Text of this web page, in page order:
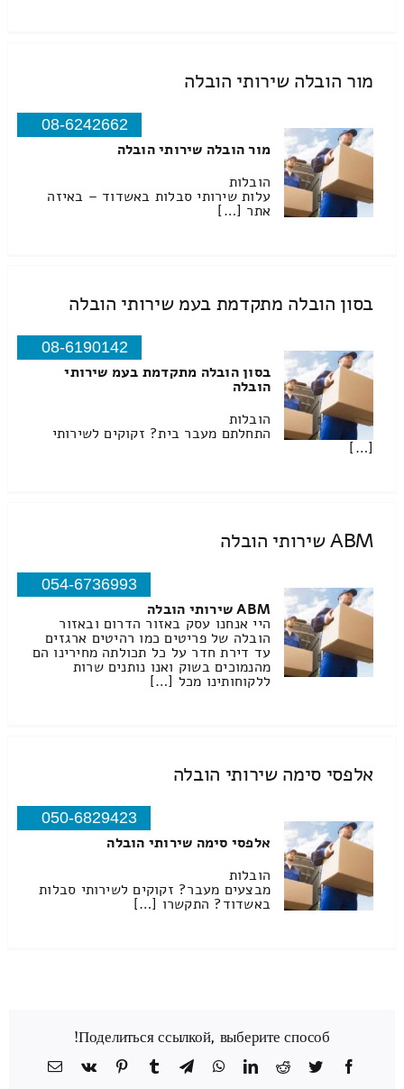
מור הובלה שירותי הובלה
08-6242662
מור הובלה שירותי הובלה
הובלות
עלות שירותי סבלות באשדוד – באיזה
אתר […]
בסון הובלה מתקדמת בעמ שירותי הובלה
08-6190142
בסון הובלה מתקדמת בעמ שירותי
הובלה
הובלות
התחלתם מעבר בית? זקוקים לשירותי
[…]
ABM שירותי הובלה
054-6736993
ABM שירותי הובלה
היי אנחנו עסק באזור הדרום ובאזור
הובלה של פריטים כמו רהיטים ארגזים
עד דירת חדר על כל תכולתה מחירינו הם
מהנמוכים בשוק ואנו נותנים שרות
ללקוחותינו מכל […]
אלפסי סימה שירותי הובלה
050-6829423
אלפסי סימה שירותי הובלה
הובלות
מבצעים מעבר? זקוקים לשירותי סבלות
באשדוד? התקשרו […]
Поделиться ссылкой, выберите способ!
Facebook
Twitter
Reddit
LinkedIn
WhatsApp
Telegram
Tumblr
Pinterest
Vk
כתובת